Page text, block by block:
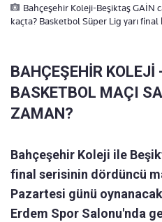
Bahçeşehir Koleji-Beşiktaş GAİN
kaçta? Basketbol Süper Lig yarı final
BAHÇEŞEHİR KOLEJİ
BASKETBOL MAÇI
ZAMAN?
Bahçeşehir Koleji ile
final serisinin dördüncü
Pazartesi günü
Erdem Spor Salonu'nda